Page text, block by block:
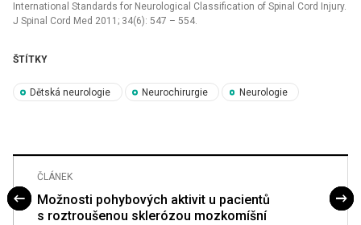
International Standards for Neurological Classification of Spinal Cord Injury.
J Spinal Cord Med 2011; 34(6): 547 –⁠ 554.
ŠTÍTKY
Dětská neurologie Neurochirurgie Neurologie
ČLÁNEK
Možnosti pohybových aktivit u pacientů
s roztroušenou sklerózou mozkomíšní